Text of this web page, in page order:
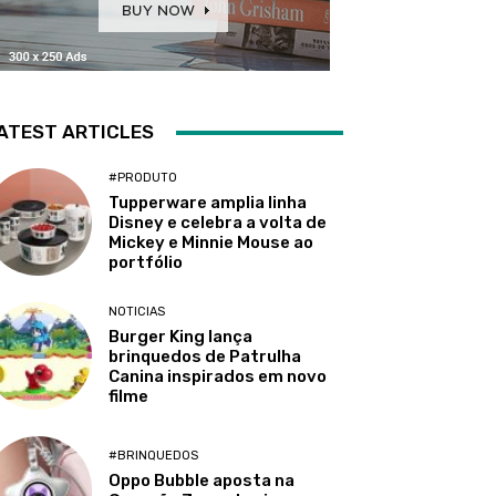
ARTICLES
#PRODUTO
Tupperware amplia linha
Disney e celebra a volta de
Mickey e Minnie Mouse ao
portfólio
NOTICIAS
Burger King lança
brinquedos de Patrulha
Canina inspirados em novo
filme
#BRINQUEDOS
Oppo Bubble aposta na